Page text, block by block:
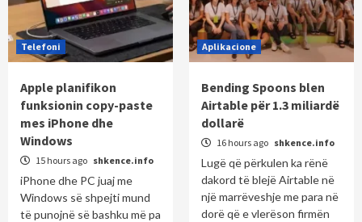
Telefoni
Apple planifikon
funksionin copy-paste
mes iPhone dhe
Windows
15 hours ago shkence.info
iPhone dhe PC juaj me
Windows së shpejti mund
të punojnë së bashku më pa
Aplikacione
Bending Spoons blen
Airtable për 1.3 miliardë
dollarë
16 hours ago shkence.info
Lugë që përkulen ka rënë
dakord të blejë Airtable në
një marrëveshje me para në
dorë që e vlerëson firmën